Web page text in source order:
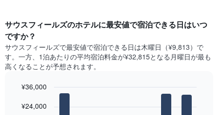
サウスフィールズ​の​ホテル​に最安値で宿泊できる日はいつ
ですか？
サウスフィールズ​で最安値で宿泊できる日は木曜日​（¥9,813）で
す。一方、1泊あたりの平均宿泊料金が¥32,815となる月曜日​が最も
高くなることが予想されます。
chart
graphic.
¥24,000
¥36,000